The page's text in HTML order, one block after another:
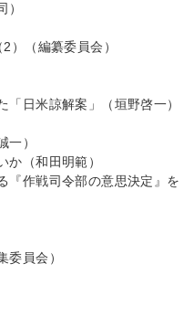
（編纂委員会）
日米諒解案」（垣野啓一）
）
（和田明範）
『作戦司令部の意思決定』を
員会）